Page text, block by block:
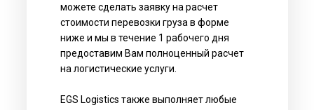
можете сделать заявку на расчет
стоимости перевозки груза в форме
ниже и мы в течение 1 рабочего дня
предоставим Вам полноценный расчет
на логистические услуги.
EGS Logistics также выполняет любые